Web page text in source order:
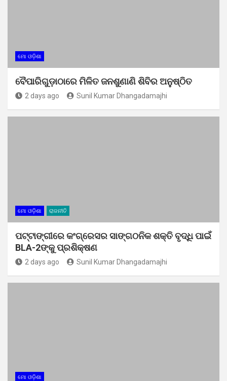
ମୋ ଓଡ଼ିଶା
ବୈପାରିଗୁଡ଼ାଠାରେ ମିଳିତ ଜନଶୁଣାଣି ଶିବିର ଅନୁଷ୍ଠିତ
2 days ago Sunil Kumar Dhangadamajhi
ମୋ ଓଡ଼ିଶା ରାଜନୀତି
ପଟ୍ଟାଙ୍ଗୀରେ କଂଗ୍ରେସର ସାଙ୍ଗଠନିକ ଶକ୍ତି ବୃଦ୍ଧି ପାଇଁ
BLA-2ଙ୍କୁ ପ୍ରଶିକ୍ଷଣ
2 days ago Sunil Kumar Dhangadamajhi
ମୋ ଓଡ଼ିଶା